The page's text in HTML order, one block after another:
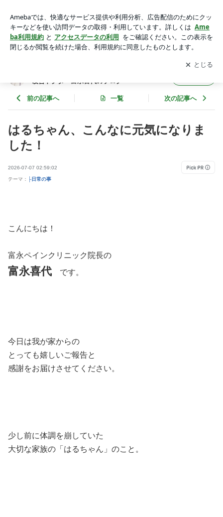
| 痛みで苦しまない人生を医学の力で導く痛み改善ドクター富
永喜代のブログ
アプリをダウンロードして ブログの更新通知
を受け取りまし
ょう。
開く
改善ドクター富永喜代のブログ
前の記事へ 一覧 次の記事へ
はるちゃん、こんなに元気になりま
した！
2026-07-07 02:59:02
テーマ： ├日常の事
こんにちは！
富永ペインクリニック院長の
富永喜代 です。
今日は我が家からの
とっても嬉しいご報告と
感謝をお届けさせてください。
少し前に体調を崩していた
大切な家族の「はるちゃん」のこと。